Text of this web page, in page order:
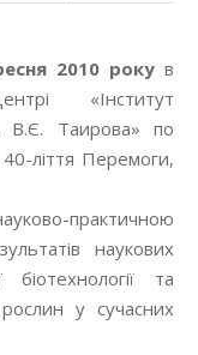
2010 року в
«Інститут
В.Є. Таирова» по
ліття Перемоги,
практичною
наукових
та
рослин у сучасних